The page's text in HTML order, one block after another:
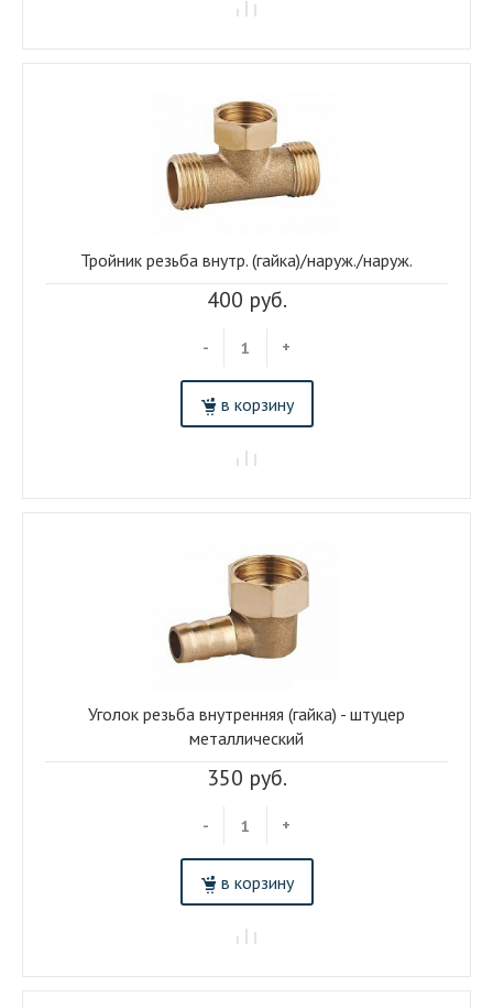
400 руб.
- +
в корзину
Тройник резьба внутр. (гайка)/наруж./наруж.
350 руб.
- +
в корзину
Уголок резьба внутренняя (гайка) - штуцер
металлический